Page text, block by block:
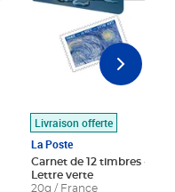
Livraison offerte
La Poste
Carnet de 12 timbres - Le
Lettre verte
20g / France